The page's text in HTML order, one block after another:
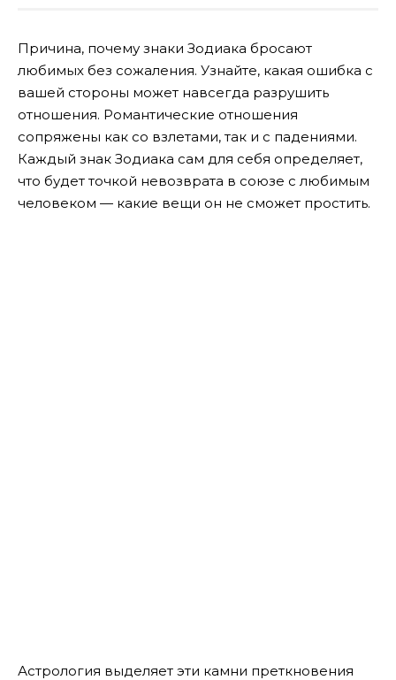
Причина, почему знаки Зодиака бросают
любимых без сожаления. Узнайте, какая ошибка с
вашей стороны может навсегда разрушить
отношения. Романтические отношения
сопряжены как со взлетами, так и с падениями.
Каждый знак Зодиака сам для себя определяет,
что будет точкой невозврата в союзе с любимым
человеком — какие вещи он не сможет простить.
Астрология выделяет эти камни преткновения